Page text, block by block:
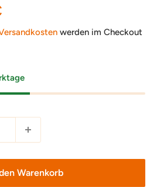
werden im Checkout
Warenkorb